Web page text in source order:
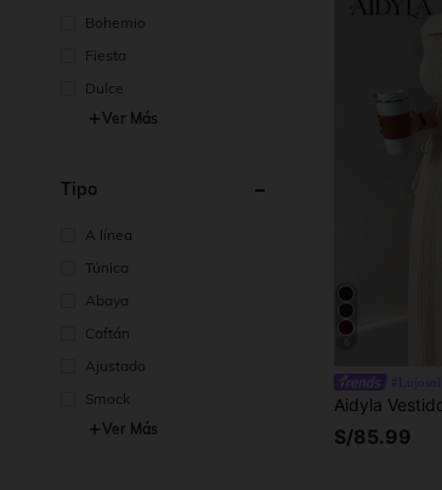
Bohemio
Fiesta
Dulce
Ver Más
Tipo
A línea
Túnica
Abaya
Caftán
Ajustado
Smock
Ver Más
S/85.99